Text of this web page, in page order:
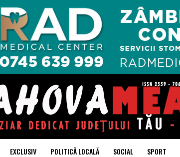
EXCLUSIV POLITICĂ LOCALĂ SOCIAL SPORT